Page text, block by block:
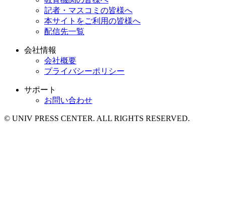
記者・マスコミの皆様へ
本サイトをご利用の皆様へ
配信先一覧
会社情報
会社概要
プライバシーポリシー
サポート
お問い合わせ
© UNIV PRESS CENTER. ALL RIGHTS RESERVED.